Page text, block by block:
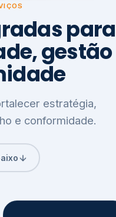
para
gestão
estratégia,
e conformidade.